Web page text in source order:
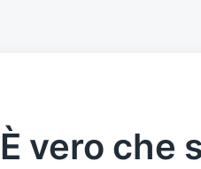
È vero che